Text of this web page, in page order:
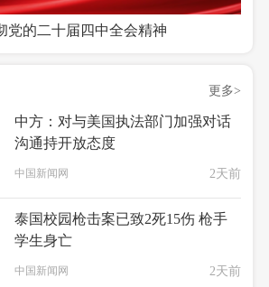
党的二十届四中全会精神
更多>
中方：对与美国执法部门加强对话
沟通持开放态度
中国新闻网 2天前
泰国校园枪击案已致2死15伤 枪手
学生身亡
中国新闻网 2天前